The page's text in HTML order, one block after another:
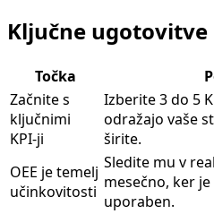
Ključne ugotovitve
Točka
Začnite s
ključnimi
KPI-ji
Izberite 3 do 5
odražajo vaše
širite.
OEE je temelj
učinkovitosti
Sledite mu v
mesečno, ker
uporaben.